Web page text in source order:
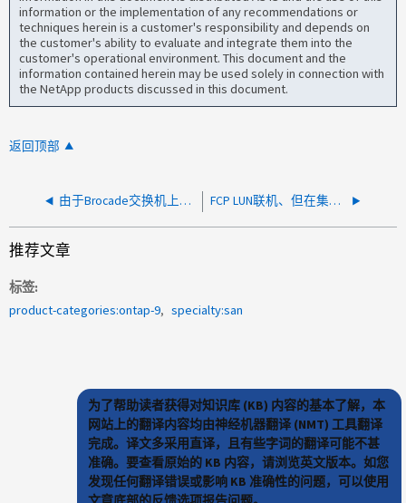
information or the implementation of any recommendations or
techniques herein is a customer's responsibility and depends on
the customer's ability to evaluate and integrate them into the
customer's operational environment. This document and the
information contained herein may be used solely in connection with
the NetApp products discussed in this document.
返回顶部
由于Brocade交换机上出现重复的WWPN错误、交换机端口处于持久禁用状态 FCP LUN联机、但在集群故障转移后无法访问
推荐文章
标签
product-categories:ontap-9
specialty:san
为了帮助读者获得对知识库 (KB) 内容的基本了解，本
网站上的翻译内容均由神经机器翻译 (NMT) 工具翻译
完成。译文多采用直译，且有些字词的翻译可能不甚
准确。要查看原始的 KB 内容，请浏览英文版本。如您
发现任何翻译错误或影响 KB 准确性的问题，可以使用